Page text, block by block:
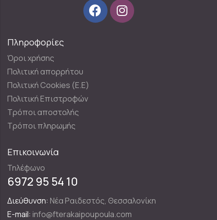
Πληροφορίες
Όροι χρήσης
Πολιτική απορρήτου
Πολιτική Cookies (E.E)
Πολιτική Επιστροφών
Τρόποι αποστολής
Τρόποι πληρωμής
Επικοινωνία
Τηλέφωνο
6972 95 54 10
Διεύθυνση: Νέα Ραιδεστός, Θεσσαλονίκη
E-mail: info@fterakaipoupoula.com